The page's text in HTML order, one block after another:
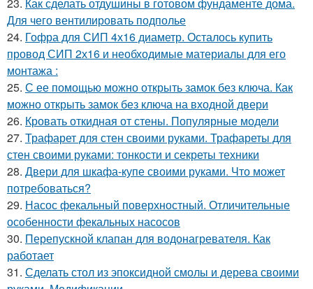
23. Как сделать отдушины в готовом фундаменте дома.
Для чего вентилировать подполье
24. Гофра для СИП 4х16 диаметр. Осталось купить
провод СИП 2х16 и необходимые материалы для его
монтажа :
25. С ее помощью можно открыть замок без ключа. Как
можно открыть замок без ключа на входной двери
26. Кровать откидная от стены. Популярные модели
27. Трафарет для стен своими руками. Трафареты для
стен своими руками: тонкости и секреты техники
28. Двери для шкафа-купе своими руками. Что может
потребоваться?
29. Насос фекальный поверхностный. Отличительные
особенности фекальных насосов
30. Перепускной клапан для водонагревателя. Как
работает
31. Сделать стол из эпоксидной смолы и дерева своими